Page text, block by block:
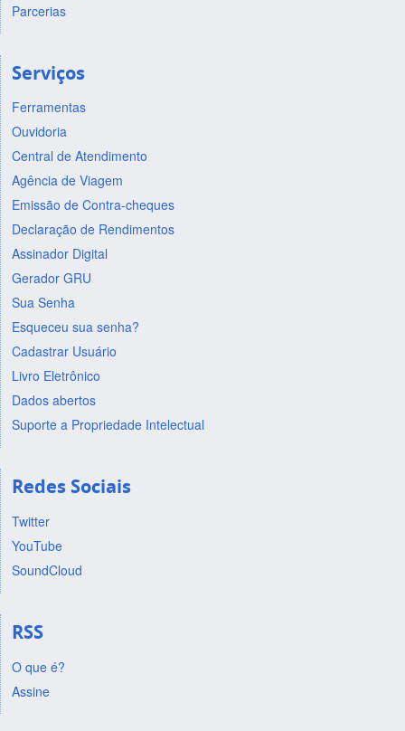
Parcerias
Serviços
Ferramentas
Ouvidoria
Central de Atendimento
Agência de Viagem
Emissão de Contra-cheques
Declaração de Rendimentos
Assinador Digital
Gerador GRU
Sua Senha
Esqueceu sua senha?
Cadastrar Usuário
Livro Eletrônico
Dados abertos
Suporte a Propriedade Intelectual
Redes Sociais
Twitter
YouTube
SoundCloud
RSS
O que é?
Assine